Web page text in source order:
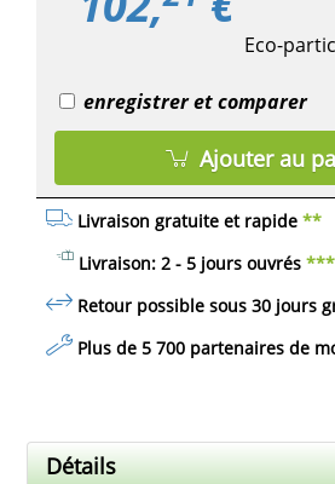
Eco-
Livraison gratuite et rapide **
Livraison: 2 - 5 jours ouvrés ***
Retour possible sous 30 jours
Plus de 5 700 partenaires de
enregistrer et comparer
Ajouter au
Détails